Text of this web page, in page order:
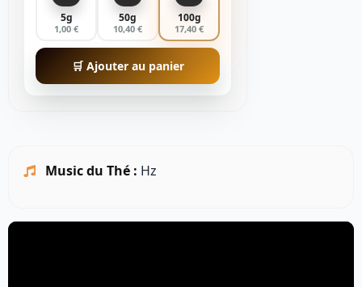
5g
1,00 €
50g
10,40 €
100g
17,40 €
🛒 Ajouter au panier
Music du Thé : Hz